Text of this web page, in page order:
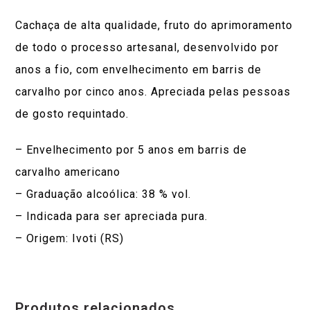
Cachaça de alta qualidade, fruto do aprimoramento
de todo o processo artesanal, desenvolvido por
anos a fio, com envelhecimento em barris de
carvalho por cinco anos. Apreciada pelas pessoas
de gosto requintado.
– Envelhecimento por 5 anos em barris de
carvalho americano
– Graduação alcoólica: 38 % vol.
– Indicada para ser apreciada pura.
– Origem: Ivoti (RS)